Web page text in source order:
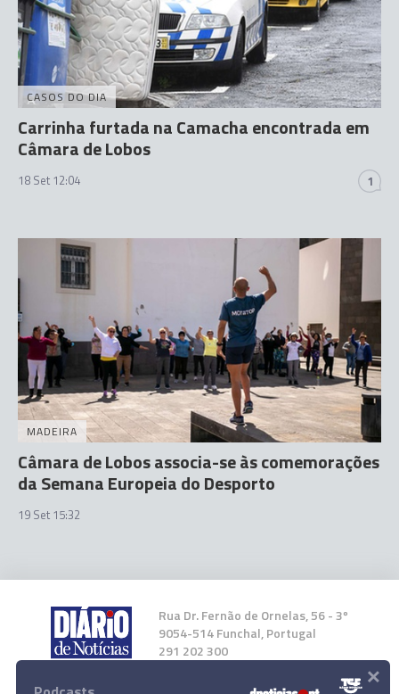
CASOS DO DIA
Carrinha furtada na Camacha encontrada em
Câmara de Lobos
18 Set 12:04 1
MADEIRA
Câmara de Lobos associa-se às comemorações
da Semana Europeia do Desporto
19 Set 15:32
Rua Dr. Fernão de Ornelas, 56 - 3º
9054-514 Funchal, Portugal
291 202 300
×